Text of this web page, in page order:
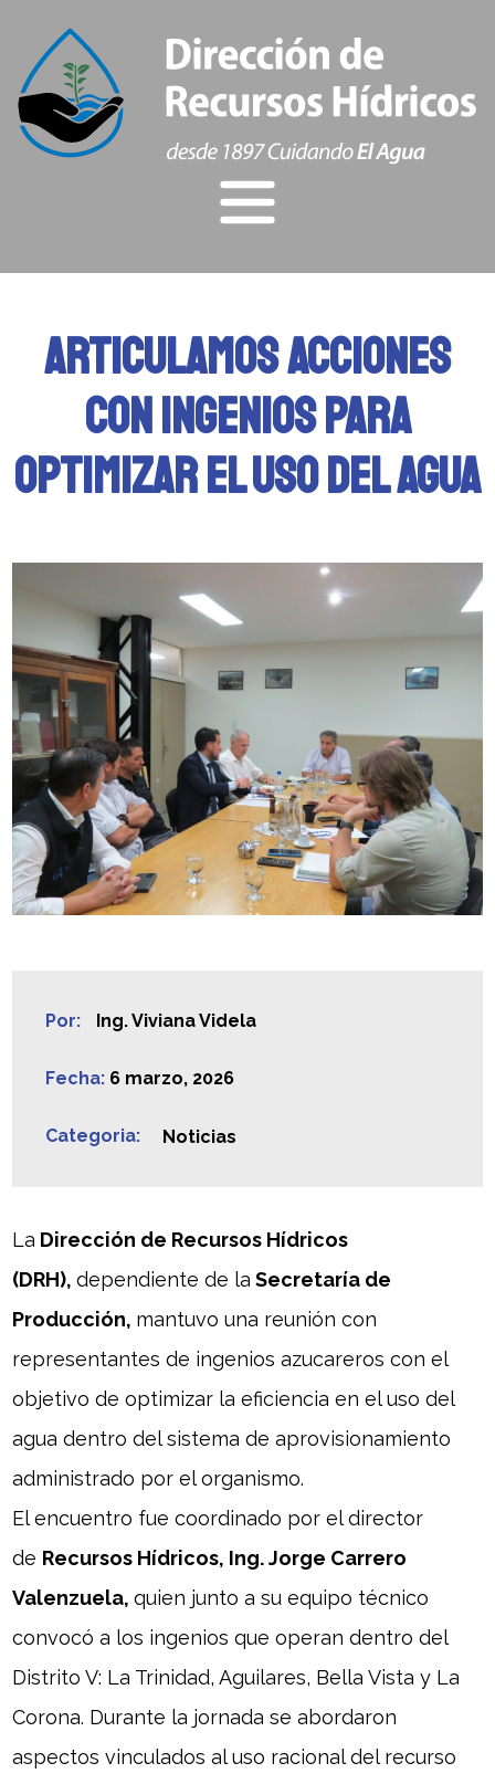
Inicio
INSTITUCIONAL
NOTICIAS
TRAMITES
Revistas
ARTICULAMOS ACCIONES
CON INGENIOS PARA
OPTIMIZAR EL USO DEL AGUA
Por: Ing. Viviana Videla
Fecha: 6 marzo, 2026
Categoria: Noticias
La Dirección de Recursos Hídricos
(DRH),dependiente de la Secretaría de
Producción, mantuvo una reunión con
representantes de ingenios azucareros con el
objetivo de optimizar la eficiencia en el uso del
agua dentro del sistema de aprovisionamiento
administrado por el organismo.
El encuentro fue coordinado por el director
de Recursos Hídricos, Ing. Jorge Carrero
Valenzuela,quien junto a su equipo técnico
convocó a los ingenios que operan dentro del
Distrito V: La Trinidad, Aguilares, Bella Vista y La
Corona. Durante la jornada se abordaron
aspectos vinculados al uso racional del recurso